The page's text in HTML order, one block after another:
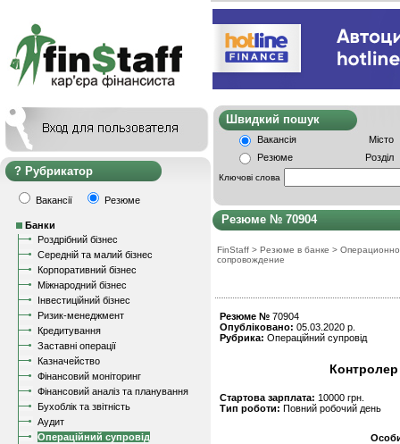
Рубрикатор
Вакансії Резюме
Банки
Роздрібний бізнес
Середній та малий бізнес
Корпоративний бізнес
Міжнародний бізнес
Інвестиційний бізнес
Ризик-менеджмент
Кредитування
Заставні операції
Казначейство
Фінансовий моніторинг
Фінансовий аналіз та планування
Бухоблік та звітність
Аудит
Операційний супровід
Швидкий
Вакансія
Місто
Резюме
Розділ
Ключові слова
Резюме № 70904
FinStaff > Резюме в банке >
сопровождение
Резюме № 70904
Опубліковано: 05.03.2020 р.
Рубрика: Операційний супровід
Стартова зарплата: 10000 грн.
Тип роботи: Повний робочий день